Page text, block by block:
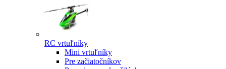
RC vrtuľníky
Mini vrtuľníky
Pre začiatočníkov